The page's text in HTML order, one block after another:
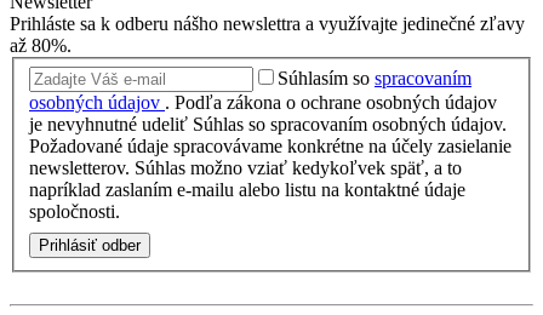
Prihláste sa k odberu nášho newslettra a využívajte jedinečné zľavy
až 80%.
Súhlasím so spracovaním
osobných údajov . Podľa zákona o ochrane osobných údajov
je nevyhnutné udeliť Súhlas so spracovaním osobných údajov.
Požadované údaje spracovávame konkrétne na účely zasielanie
newsletterov. Súhlas možno vziať kedykoľvek späť, a to
napríklad zaslaním e-mailu alebo listu na kontaktné údaje
spoločnosti.
Prihlásiť odber